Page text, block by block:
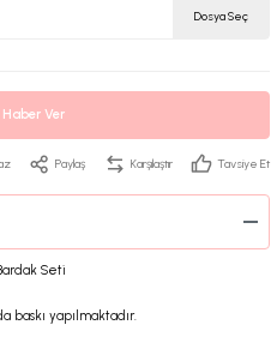
Dosya Seç
Ver
Paylaş Karşılaştır Tavsiye Et
Seti
baskı yapılmaktadır.